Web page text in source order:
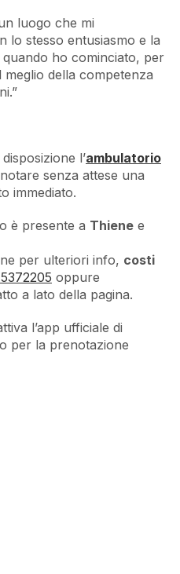
luogo che mi
lo stesso entusiasmo e la
ho cominciato, per
della competenza
l’ambulatorio
senza attese una
immediato.
è presente a Thiene e
per ulteriori info, costi
oppure
a lato della pagina.
l’app ufficiale di
per la prenotazione